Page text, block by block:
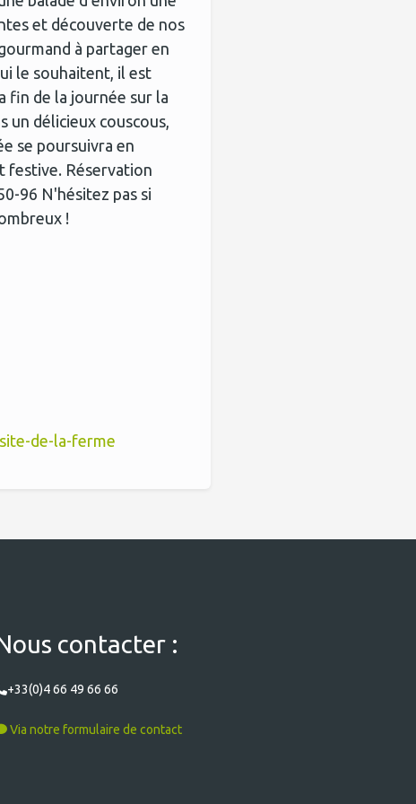
et découverte de nos
à partager en
le souhaitent, il est
fin de la journée sur la
un délicieux couscous,
se poursuivra en
festive. Réservation
96 N'hésitez pas si
!
de-la-ferme
contacter :
+33(0)4 66 49 66 66
Via notre formulaire de contact